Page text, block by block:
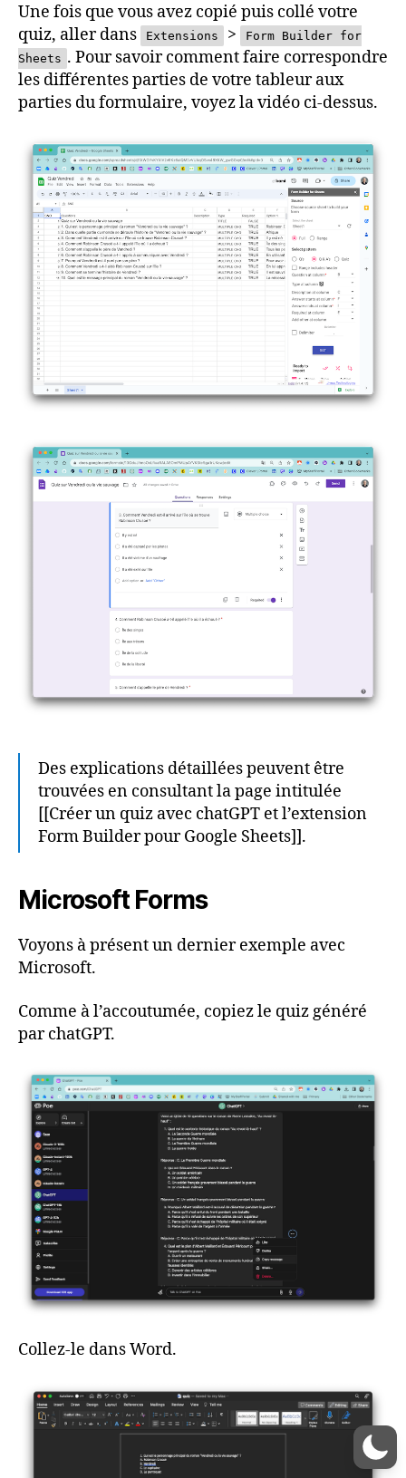
Une fois que vous avez copié puis collé votre
quiz, aller dans
Extensions >
Form Builder for
Sheets . Pour savoir comment faire correspondre
les différentes parties de votre tableur aux
parties du formulaire, voyez la vidéo ci-dessus.
Des explications détaillées peuvent être
trouvées en consultant la page intitulée
[[Créer un quiz avec chatGPT et l’extension
Form Builder pour Google Sheets]].
Microsoft Forms
Voyons à présent un dernier exemple avec
Microsoft.
Comme à l’accoutumée, copiez le quiz généré
par chatGPT.
Collez-le dans Word.